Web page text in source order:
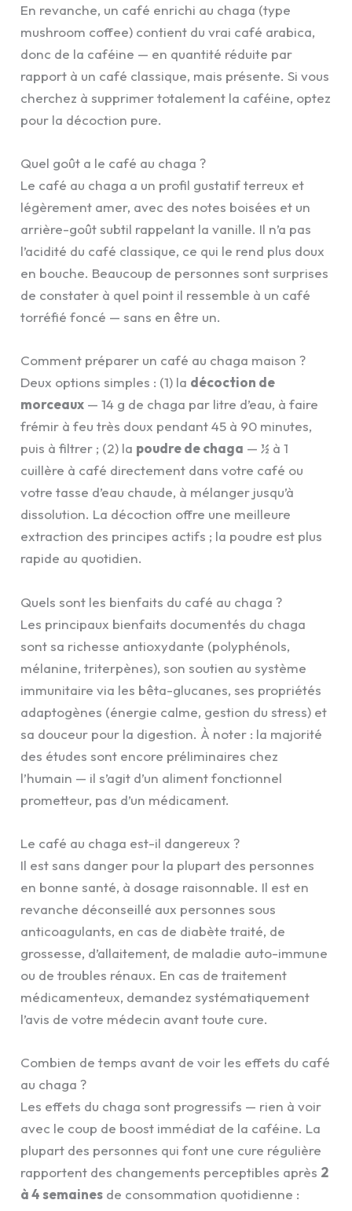
En revanche, un café enrichi au chaga (type
mushroom coffee) contient du vrai café arabica,
donc de la caféine — en quantité réduite par
rapport à un café classique, mais présente. Si vous
cherchez à supprimer totalement la caféine, optez
pour la décoction pure.
Quel goût a le café au chaga ?
Le café au chaga a un profil gustatif terreux et
légèrement amer, avec des notes boisées et un
arrière-goût subtil rappelant la vanille. Il n’a pas
l’acidité du café classique, ce qui le rend plus doux
en bouche. Beaucoup de personnes sont surprises
de constater à quel point il ressemble à un café
torréfié foncé — sans en être un.
Comment préparer un café au chaga maison ?
Deux options simples : (1) la décoction de
morceaux — 14 g de chaga par litre d’eau, à faire
frémir à feu très doux pendant 45 à 90 minutes,
puis à filtrer ; (2) la poudre de chaga — ½ à 1
cuillère à café directement dans votre café ou
votre tasse d’eau chaude, à mélanger jusqu’à
dissolution. La décoction offre une meilleure
extraction des principes actifs ; la poudre est plus
rapide au quotidien.
Quels sont les bienfaits du café au chaga ?
Les principaux bienfaits documentés du chaga
sont sa richesse antioxydante (polyphénols,
mélanine, triterpènes), son soutien au système
immunitaire via les bêta-glucanes, ses propriétés
adaptogènes (énergie calme, gestion du stress) et
sa douceur pour la digestion. À noter : la majorité
des études sont encore préliminaires chez
l’humain — il s’agit d’un aliment fonctionnel
prometteur, pas d’un médicament.
Le café au chaga est-il dangereux ?
Il est sans danger pour la plupart des personnes
en bonne santé, à dosage raisonnable. Il est en
revanche déconseillé aux personnes sous
anticoagulants, en cas de diabète traité, de
grossesse, d’allaitement, de maladie auto-immune
ou de troubles rénaux. En cas de traitement
médicamenteux, demandez systématiquement
l’avis de votre médecin avant toute cure.
Combien de temps avant de voir les effets du café
au chaga ?
Les effets du chaga sont progressifs — rien à voir
avec le coup de boost immédiat de la caféine. La
plupart des personnes qui font une cure régulière
rapportent des changements perceptibles après 2
à 4 semaines de consommation quotidienne :